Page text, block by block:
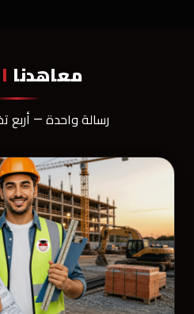
معاهدنا
رسالة واحدة — أربع